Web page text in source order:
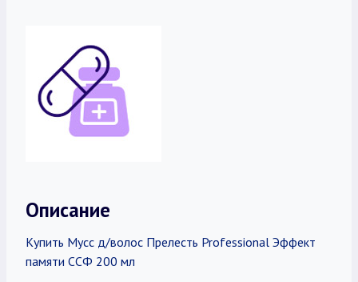
Описание
Купить Мусс д/волос Прелесть Professional Эффект
памяти ССФ 200 мл